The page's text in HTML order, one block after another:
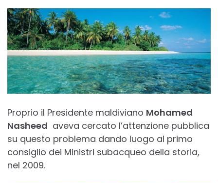
Proprio il Presidente maldiviano Mohamed
Nasheed aveva cercato l’attenzione pubblica
su questo problema dando luogo al primo
consiglio dei Ministri subacqueo della storia,
nel 2009.